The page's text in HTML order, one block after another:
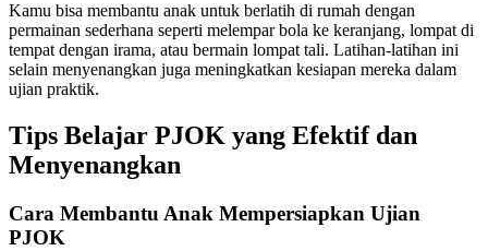
Kamu bisa membantu anak untuk berlatih di rumah dengan
permainan sederhana seperti melempar bola ke keranjang, lompat di
tempat dengan irama, atau bermain lompat tali. Latihan-latihan ini
selain menyenangkan juga meningkatkan kesiapan mereka dalam
ujian praktik.
Tips Belajar PJOK yang Efektif dan
Menyenangkan
Cara Membantu Anak Mempersiapkan Ujian
PJOK